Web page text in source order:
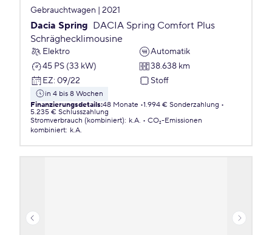
Gebrauchtwagen | 2021
Dacia Spring DACIA Spring Comfort Plus
Schräghecklimousine
Elektro
Automatik
45 PS (33 kW)
38.638 km
EZ: 09/22 Stoff
in 4 bis 8 Wochen
Finanzierungsdetails:48 Monate 1.994 € Sonderzahlung
5.235 € Schlusszahlung
Stromverbrauch (kombiniert): k.A.
CO₂-Emissionen
kombiniert: k.A.